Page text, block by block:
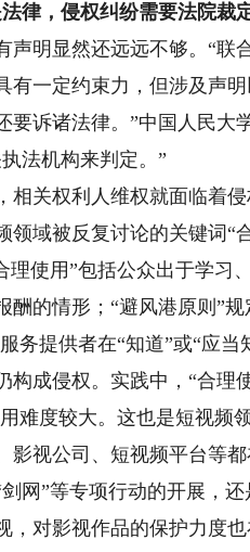
律，侵权纠纷需要法院裁
明显然还远远不够。“联
有一定约束力，但涉及声
诉诸法律。”中国人民大
法机构来判定。”
关权利人维权就面临着侵
域被反复讨论的关键词“
理使用”包括公众出于学习
的情形；“避风港原则”
务提供者在“知道”或“应
成侵权。实践中，“合理
难度较大。这也是短视频
视公司、短视频平台等都
网”等专项行动的开展，
对影视作品的保护力度